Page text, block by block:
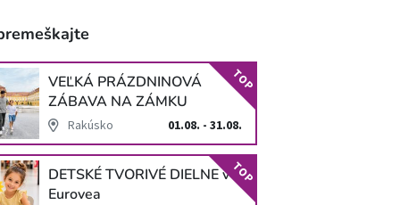
VEĽKÁ PRÁZDNINOVÁ
ZÁBAVA NA ZÁMKU
SCHLOSS HOF
Rakúsko 01.08. - 31.08.
TOP
DETSKÉ TVORIVÉ DIELNE v
Eurovea
TOP